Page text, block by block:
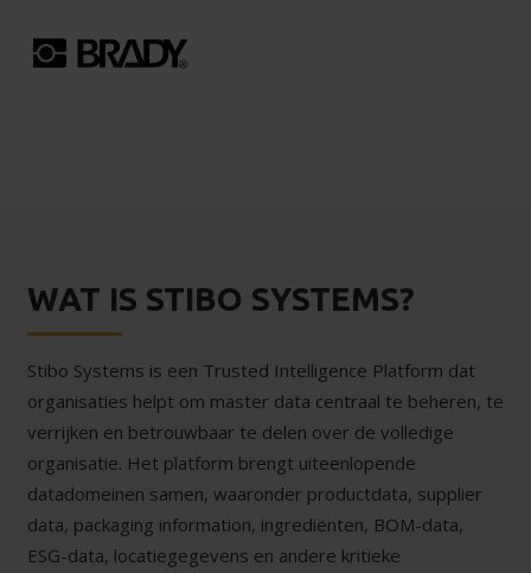
WAT IS STIBO SYSTEMS?
Stibo Systems is een Trusted Intelligence Platform dat
organisaties helpt om master data centraal te beheren, te
verrijken en betrouwbaar te delen over de volledige
organisatie. Het platform brengt uiteenlopende
datadomeinen samen, waaronder productdata, supplier
data, packaging information, ingrediënten, BOM-data,
ESG-data, locatiegegevens en andere kritieke